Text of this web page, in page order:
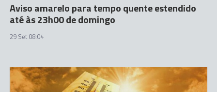
Aviso amarelo para tempo quente estendido
até às 23h00 de domingo
29 Set 08:04